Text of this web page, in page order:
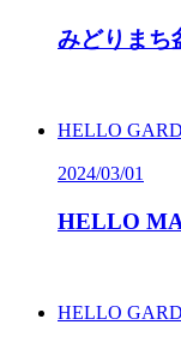
みどりまち
HELLO
2024/03/01
HELLO
HELLO